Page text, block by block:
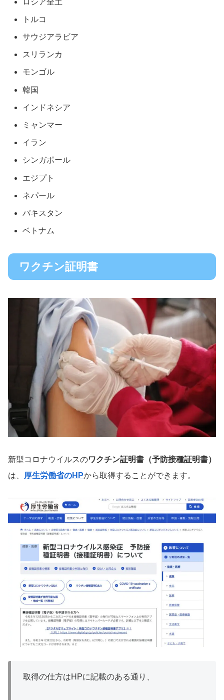
トルコ
サウジアラビア
スリランカ
モンゴル
韓国
インドネシア
ミャンマー
イラン
シンガポール
エジプト
ネパール
パキスタン
ベトナム
ワクチン証明書
新型コロナウイルスのワクチン証明書（予防接種証明書）
は、 厚生労働省のHPから取得することができます。
取得の仕方はHPに記載のある通り、